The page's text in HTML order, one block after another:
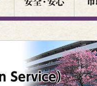
Service）